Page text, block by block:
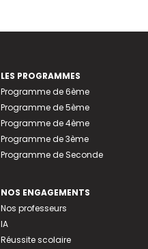
LES PROGRAMMES
Programme de 6ème
Programme de 5ème
Programme de 4ème
Programme de 3ème
Programme de Seconde
NOS ENGAGEMENTS
Nos professeurs
IA
Réussite scolaire